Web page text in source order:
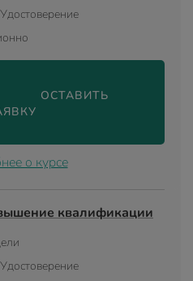
ОСТАВИТЬ
о курсе
квалификации